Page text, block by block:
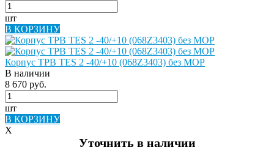
шт
В КОРЗИНУ
Корпус ТРВ TES 2 -40/+10 (068Z3403) без MOP
В наличии
8 670 руб.
шт
В КОРЗИНУ
X
Уточнить в наличии